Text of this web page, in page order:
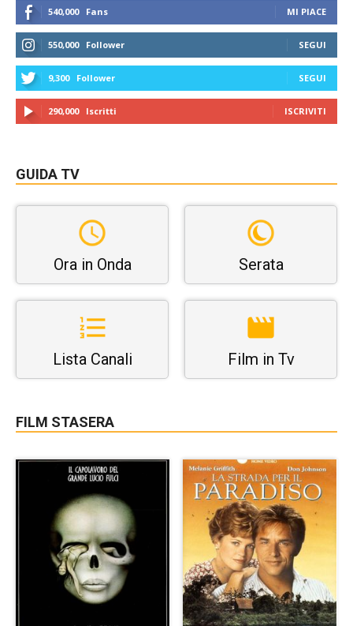
540,000 Fans MI PIACE
550,000 Follower SEGUI
9,300 Follower SEGUI
290,000 Iscritti ISCRIVITI
GUIDA TV
Ora in Onda Serata
Lista Canali Film in Tv
FILM STASERA